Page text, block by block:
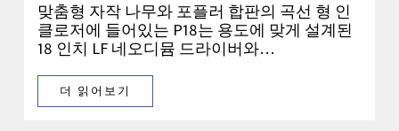
맞춤형 자작 나무와 포플러 합판의 곡선 형 인
클로저에 들어있는 P18는 용도에 맞게 설계된
18 인치 LF 네오디뮴 드라이버와…
더 읽어보기